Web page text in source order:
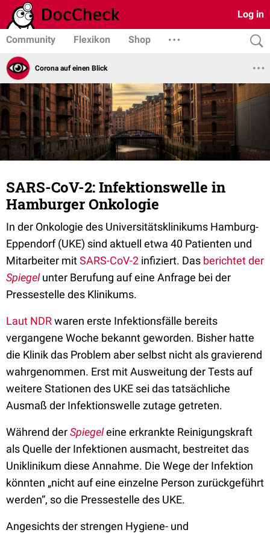
Log in
Community Flexikon Shop
Corona auf einen Blick
SARS-CoV-2: Infektionswelle in
Hamburger Onkologie
In der Onkologie des Universitätsklinikums Hamburg-
Eppendorf (UKE) sind aktuell etwa 40 Patienten und
Mitarbeiter mitSARS-CoV-2 infiziert. Das berichtet der
Spiegelunter Berufung auf eine Anfrage bei der
Pressestelle des Klinikums.
Laut NDRwaren erste Infektionsfälle bereits
vergangene Woche bekannt geworden. Bisher hatte
die Klinik das Problem aber selbst nicht als gravierend
wahrgenommen. Erst mit Ausweitung der Tests auf
weitere Stationen des UKE sei das tatsächliche
Ausmaß der Infektionswelle zutage getreten.
Während derSpiegeleine erkrankte Reinigungskraft
als Quelle der Infektionen ausmacht, bestreitet das
Uniklinikum diese Annahme. Die Wege der Infektion
könnten „nicht auf eine einzelne Person zurückgeführt
werden“, so die Pressestelle des UKE.
Angesichts der strengen Hygiene- und